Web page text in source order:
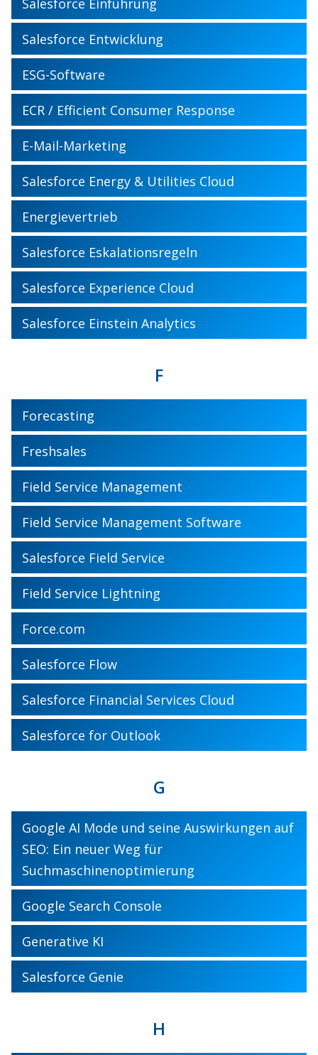
Salesforce Entwicklung
ESG-Software
ECR / Efficient Consumer Response
E-Mail-Marketing
Salesforce Energy & Utilities Cloud
Energievertrieb
Salesforce Eskalationsregeln
Salesforce Experience Cloud
Salesforce Einstein Analytics
F
Forecasting
Freshsales
Field Service Management
Field Service Management Software
Salesforce Field Service
Field Service Lightning
Force.com
Salesforce Flow
Salesforce Financial Services Cloud
Salesforce for Outlook
G
Google AI Mode und seine Auswirkungen auf
SEO: Ein neuer Weg für
Suchmaschinenoptimierung
Google Search Console
Generative KI
Salesforce Genie
H